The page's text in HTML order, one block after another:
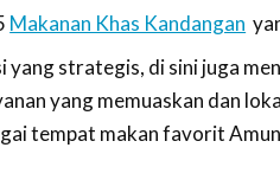
Makanan Khas Kandangan
yang strategis, di sini juga
yang memuaskan dan
tempat makan favorit